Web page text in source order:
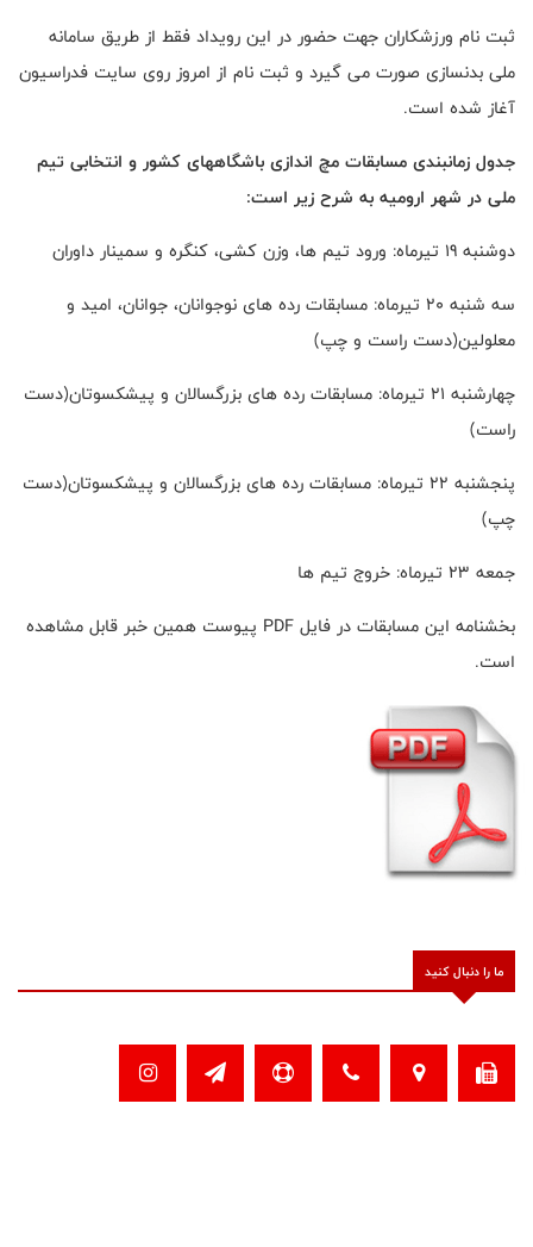
ثبت نام ورزشکاران جهت حضور در این رویداد فقط از طریق سامانه
ملی بدنسازی صورت می گیرد و ثبت نام از امروز روی سایت فدراسیون
آغاز شده است.
جدول زمانبندی مسابقات مچ اندازی باشگاههای کشور و انتخابی تیم
ملی در شهر ارومیه به شرح زیر است:
دوشنبه 19 تیرماه: ورود تیم ها، وزن کشی، کنگره و سمینار داوران
سه شنبه 20 تیرماه: مسابقات رده های نوجوانان، جوانان، امید و
معلولین(دست راست و چپ)
چهارشنبه 21 تیرماه: مسابقات رده های بزرگسالان و پیشکسوتان(دست
راست)
پنجشنبه 22 تیرماه: مسابقات رده های بزرگسالان و پیشکسوتان(دست
چپ)
جمعه 23 تیرماه: خروج تیم ها
بخشنامه این مسابقات در فایل PDF پیوست همین خبر قابل مشاهده
است.
ما را دنبال کنید